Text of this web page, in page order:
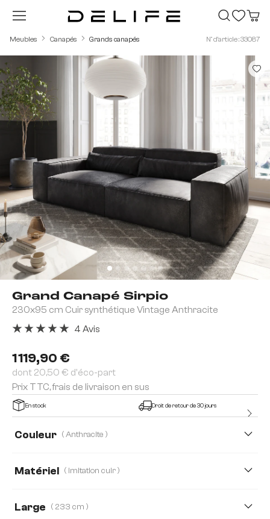
Passer au contenu principal
Meubles Canapés Grands canapés N° d'article : 33087
Grand Canapé Sirpio
230x95 cm Cuir synthétique Vintage Anthracite
1 119,90 €
dont 20,50 € d'éco-part
Prix TTC, frais de livraison en sus
4 Avis
En stock Droit de retour de 30 jours
Couleur ( Anthracite )
Matériel ( imitation cuir )
Large ( 233 cm )
Ignorer la galerie d'images